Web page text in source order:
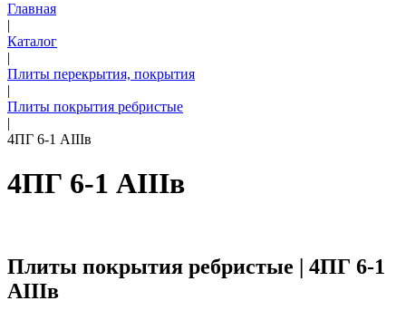
Главная
|
Каталог
|
Плиты перекрытия, покрытия
|
Плиты покрытия ребристые
|
4ПГ 6-1 АIIIв
4ПГ 6-1 АIIIв
Плиты покрытия ребристые | 4ПГ 6-1
АIIIв